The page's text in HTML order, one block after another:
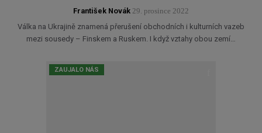
František Novák 29. prosince 2022
Válka na Ukrajině znamená přerušení obchodních i kulturních vazeb
mezi sousedy – Finskem a Ruskem. I když vztahy obou zemí…
ZAUJALO NÁS